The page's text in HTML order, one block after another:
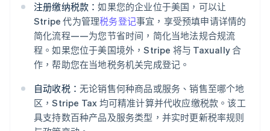
注册缴纳税款：如果您的企业位于美国，可以让
Stripe 代为管理税务登记事宜，享受预填申请详情的
简化流程——为您节省时间，简化当地法规合规流
程。如果您位于美国境外，Stripe 将与 Taxually 合
作，帮助您在当地税务机关完成登记。
自动收税： 无论销售何种商品或服务、销售至哪个地
区，Stripe Tax 均可精准计算并代收应缴税款。该工
具支持数百种产品及服务类型，并实时更新税率规则
阿联酋
English